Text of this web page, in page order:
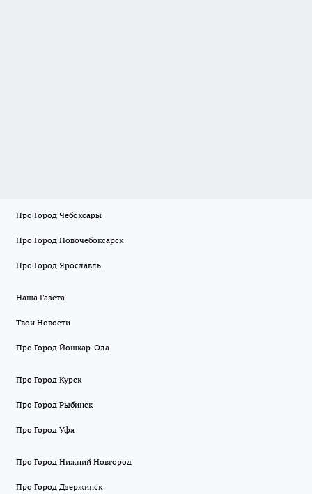
Про Город Чебоксары
Про Город Новочебоксарск
Про Город Ярославль
Наша Газета
Твои Новости
Про Город Йошкар-Ола
Про Город Курск
Про Город Рыбинск
Про Город Уфа
Про Город Нижний Новгород
Про Город Дзержинск